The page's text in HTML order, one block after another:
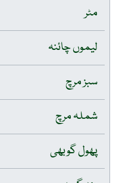
مٹر
لیموں چائنہ
سبز مرچ
شملہ مرچ
پھول گوبھی